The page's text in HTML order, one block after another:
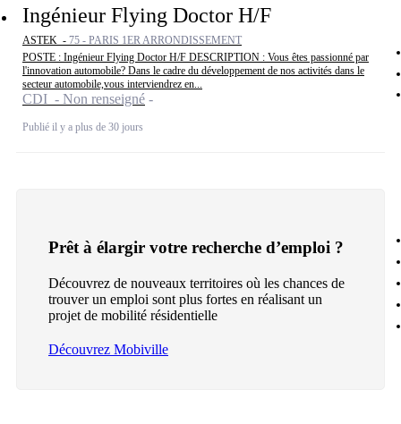
Ingénieur Flying Doctor H/F
ASTEK - 75 - PARIS 1ER ARRONDISSEMENT
POSTE : Ingénieur Flying Doctor H/F DESCRIPTION : Vous êtes passionné par
l'innovation automobile? Dans le cadre du développement de nos activités dans le
secteur automobile,vous interviendrez en...
CDI - Non renseigné
Publié il y a plus de 30 jours
Prêt à élargir votre recherche d’emploi ?
Découvrez de nouveaux territoires où les chances de
trouver un emploi sont plus fortes en réalisant un
projet de mobilité résidentielle
Découvrez Mobiville